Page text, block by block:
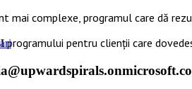
mai complexe, programul care dă
pentru clienții care